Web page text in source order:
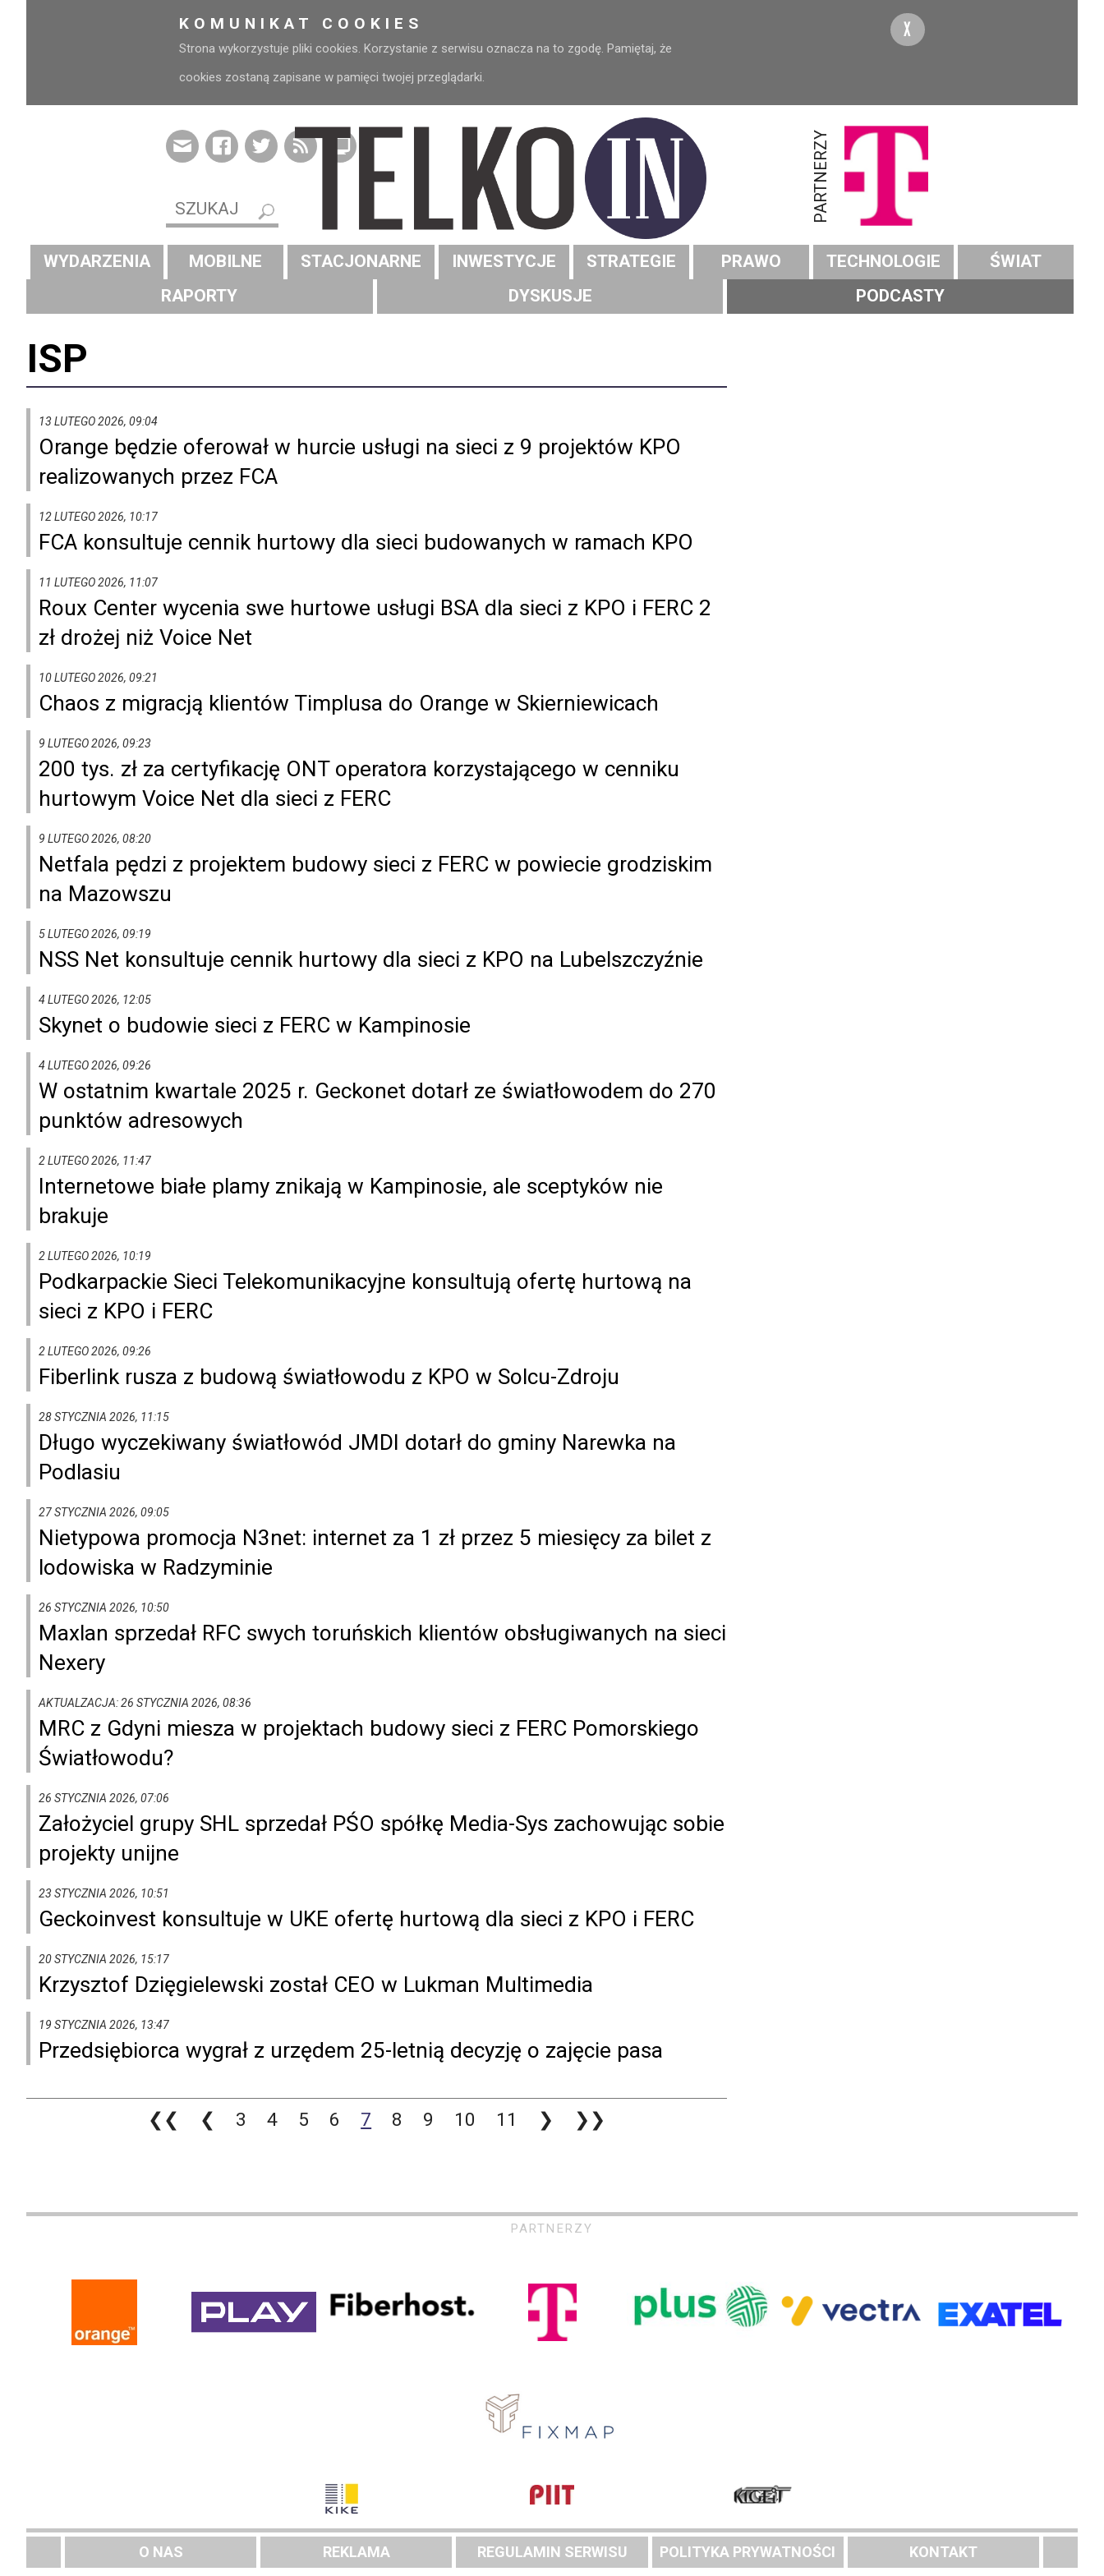
KOMUNIKAT COOKIES
Strona wykorzystuje pliki cookies. Korzystanie z serwisu oznacza na to zgodę. Pamiętaj, że
cookies zostaną zapisane w pamięci twojej przeglądarki.
X
PARTNERZY
WYDARZENIA MOBILNE STACJONARNE INWESTYCJE STRATEGIE PRAWO TECHNOLOGIE
ŚWIAT
RAPORTY
DYSKUSJE PODCASTY
ISP
13 LUTEGO 2026, 09:04
Orange będzie oferował w hurcie usługi na sieci z 9 projektów KPO
realizowanych przez FCA
12 LUTEGO 2026, 10:17
FCA konsultuje cennik hurtowy dla sieci budowanych w ramach KPO
11 LUTEGO 2026, 11:07
Roux Center wycenia swe hurtowe usługi BSA dla sieci z KPO i FERC 2
zł drożej niż Voice Net
10 LUTEGO 2026, 09:21
Chaos z migracją klientów Timplusa do Orange w Skierniewicach
9 LUTEGO 2026, 09:23
200 tys. zł za certyfikację ONT operatora korzystającego w cenniku
hurtowym Voice Net dla sieci z FERC
9 LUTEGO 2026, 08:20
Netfala pędzi z projektem budowy sieci z FERC w powiecie grodziskim
na Mazowszu
5 LUTEGO 2026, 09:19
NSS Net konsultuje cennik hurtowy dla sieci z KPO na Lubelszczyźnie
4 LUTEGO 2026, 12:05
Skynet o budowie sieci z FERC w Kampinosie
4 LUTEGO 2026, 09:26
W ostatnim kwartale 2025 r. Geckonet dotarł ze światłowodem do 270
punktów adresowych
2 LUTEGO 2026, 11:47
Internetowe białe plamy znikają w Kampinosie, ale sceptyków nie
brakuje
2 LUTEGO 2026, 10:19
Podkarpackie Sieci Telekomunikacyjne konsultują ofertę hurtową na
sieci z KPO i FERC
2 LUTEGO 2026, 09:26
Fiberlink rusza z budową światłowodu z KPO w Solcu-Zdroju
28 STYCZNIA 2026, 11:15
Długo wyczekiwany światłowód JMDI dotarł do gminy Narewka na
Podlasiu
27 STYCZNIA 2026, 09:05
Nietypowa promocja N3net: internet za 1 zł przez 5 miesięcy za bilet z
lodowiska w Radzyminie
26 STYCZNIA 2026, 10:50
Maxlan sprzedał RFC swych toruńskich klientów obsługiwanych na sieci
Nexery
AKTUALZACJA: 26 STYCZNIA 2026, 08:36
MRC z Gdyni miesza w projektach budowy sieci z FERC Pomorskiego
Światłowodu?
26 STYCZNIA 2026, 07:06
Założyciel grupy SHL sprzedał PŚO spółkę Media-Sys zachowując sobie
projekty unijne
23 STYCZNIA 2026, 10:51
Geckoinvest konsultuje w UKE ofertę hurtową dla sieci z KPO i FERC
20 STYCZNIA 2026, 15:17
Krzysztof Dzięgielewski został CEO w Lukman Multimedia
19 STYCZNIA 2026, 13:47
Przedsiębiorca wygrał z urzędem 25-letnią decyzję o zajęcie pasa
❮❮ ❮ 3 4 5 6 7 8 9 10 11 ❯ ❯❯
PARTNERZY
O NAS REKLAMA REGULAMIN SERWISU POLITYKA PRYWATNOŚCI KONTAKT